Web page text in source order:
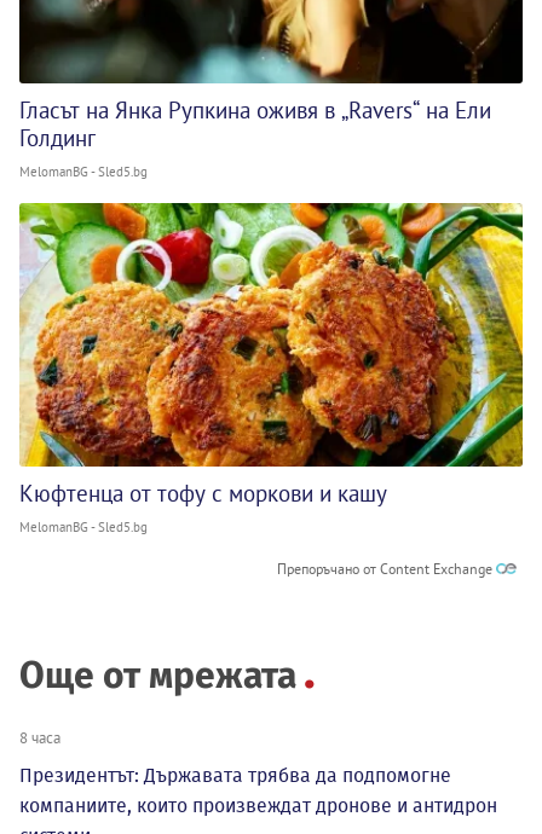
Гласът на Янка Рупкина оживя в „Ravers“ на Ели
Голдинг
MelomanBG - Sled5.bg
Кюфтенца от тофу с моркови и кашу
MelomanBG - Sled5.bg
Препоръчано от Content Exchange
Още от мрежата
8 часа
Президентът: Държавата трябва да подпомогне
компаниите, които произвеждат дронове и антидрон